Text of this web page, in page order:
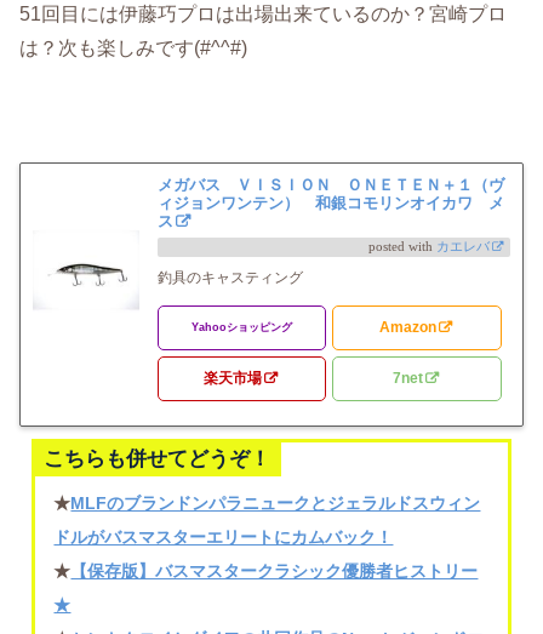
51回目には伊藤巧プロは出場出来ているのか？宮崎プロ
は？次も楽しみです(#^^#)
メガバス ＶＩＳＩＯＮ ＯＮＥＴＥＮ＋１（ヴ
ィジョンワンテン） 和銀コモリンオイカワ メ
ス
posted with カエレバ
釣具のキャスティング
Yahooショッピング Amazon
楽天市場 7net
こちらも併せてどうぞ！
★MLFのブランドンパラニュークとジェラルドスウィン
ドルがバスマスターエリートにカムバック！
★ 【保存版】バスマスタークラシック優勝者ヒストリー
★